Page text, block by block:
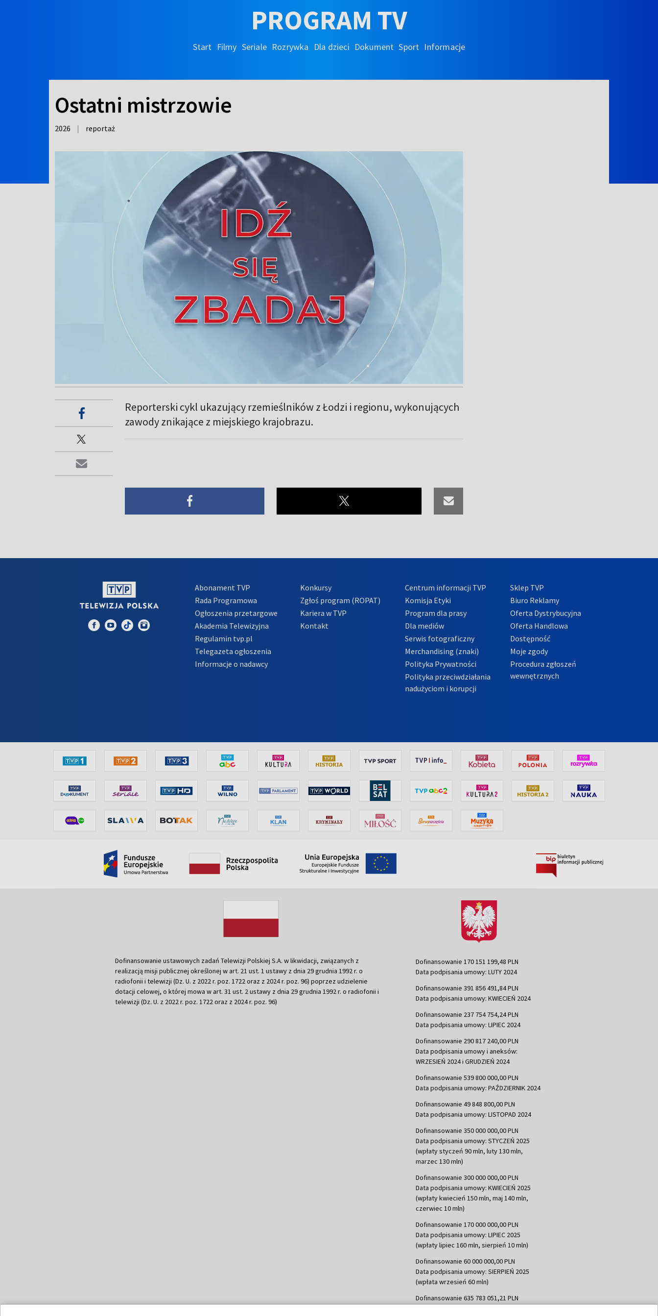
PROGRAM TV
Start Filmy Seriale Rozrywka Dla dzieci Dokument Sport Informacje
Ostatni mistrzowie
2026 | reportaż
Reporterski cykl ukazujący rzemieślników z Łodzi i regionu, wykonujących
zawody znikające z miejskiego krajobrazu.
Abonament TVP
Rada Programowa
Ogłoszenia przetargowe
Akademia Telewizyjna
Regulamin tvp.pl
Telegazeta ogłoszenia
Informacje o nadawcy
Konkursy
Zgłoś program (ROPAT)
Kariera w TVP
Kontakt
Centrum informacji TVP
Komisja Etyki
Program dla prasy
Dla mediów
Serwis fotograficzny
Merchandising (znaki)
Polityka Prywatności
Polityka przeciwdziałania
nadużyciom i korupcji
Sklep TVP
Biuro Reklamy
Oferta Dystrybucyjna
Oferta Handlowa
Dostępność
Moje zgody
Procedura zgłoszeń
wewnętrznych
Dofinansowanie ustawowych zadań Telewizji Polskiej S.A. w likwidacji, związanych z
realizacją misji publicznej określonej w art. 21 ust. 1 ustawy z dnia 29 grudnia 1992 r. o
radiofonii i telewizji (Dz. U. z 2022 r. poz. 1722 oraz z 2024 r. poz. 96) poprzez udzielenie
dotacji celowej, o której mowa w art. 31 ust. 2 ustawy z dnia 29 grudnia 1992 r. o radiofonii i
telewizji (Dz. U. z 2022 r. poz. 1722 oraz z 2024 r. poz. 96)
Dofinansowanie 170 151 199,48 PLN
Data podpisania umowy: LUTY 2024
Dofinansowanie 391 856 491,84 PLN
Data podpisania umowy: KWIECIEŃ 2024
Dofinansowanie 237 754 754,24 PLN
Data podpisania umowy: LIPIEC 2024
Dofinansowanie 290 817 240,00 PLN
Data podpisania umowy i aneksów:
WRZESIEŃ 2024 i GRUDZIEŃ 2024
Dofinansowanie 539 800 000,00 PLN
Data podpisania umowy: PAŹDZIERNIK 2024
Dofinansowanie 49 848 800,00 PLN
Data podpisania umowy: LISTOPAD 2024
Dofinansowanie 350 000 000,00 PLN
Data podpisania umowy: STYCZEŃ 2025
(wpłaty styczeń 90 mln, luty 130 mln,
marzec 130 mln)
Dofinansowanie 300 000 000,00 PLN
Data podpisania umowy: KWIECIEŃ 2025
(wpłaty kwiecień 150 mln, maj 140 mln,
czerwiec 10 mln)
Dofinansowanie 170 000 000,00 PLN
Data podpisania umowy: LIPIEC 2025
(wpłaty lipiec 160 mln, sierpień 10 mln)
Dofinansowanie 60 000 000,00 PLN
Data podpisania umowy: SIERPIEŃ 2025
(wpłata wrzesień 60 mln)
Dofinansowanie 635 783 051,21 PLN